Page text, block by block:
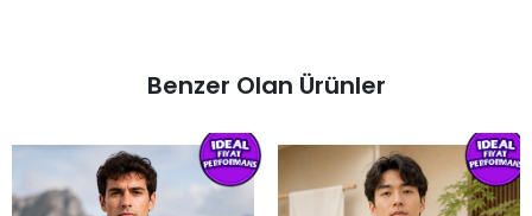
Benzer Olan Ürünler